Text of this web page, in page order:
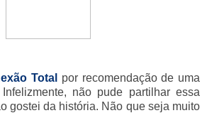
Total
por recomendação de uma
não pude partilhar essa
gostei da história. Não que seja muito